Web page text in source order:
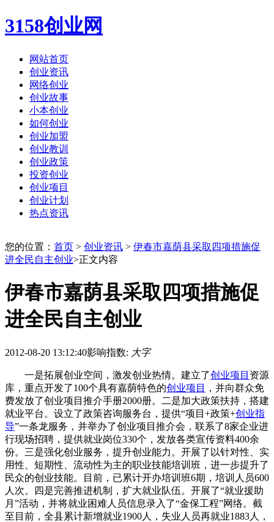
3158创业网
网站首页
创业资讯
网络创业
创业故事
小本创业
如何创业
创业加盟
创业教训
创业政策
投资创业
创业项目
创业计划
热点资讯
您的位置： 首页 > 创业资讯 > 伊春市嘉荫县采取四项措施促
进全民自主创业>正文内容
伊春市嘉荫县采取四项措施促
进全民自主创业
2012-08-20 13:12:40影响指数: 大字
一是拓展创业空间，激发创业热情。建立了创业项目 资源
库，重点开发了100个具有嘉荫特色的创业项目
，并向群众免
费发放了创业项目推介手册2000册。二是加大政策扶持，搭建
就业平台。设立了政策咨询服务台，提供“项目+政策+创业指
导”一条龙服务，并举办了创业项目推介会，联系了8家企业进
行现场招聘，提供就业岗位330个，发放各类宣传资料400余
份。三是强化创业服务，提升创业能力。开展了以针对性、实
用性、短期性、流动性为主的职业技能培训班，进一步提升了
民众的创业技能。目前，已累计开办培训班6期，培训人员600
人次。四是完善推进机制，扩大就业队伍。开展了“就业援助
月”活动，并将就业困难人员信息录入了“金保工程”网络。截
至目前，全县累计新增就业1900人，失业人员再就业1883人，